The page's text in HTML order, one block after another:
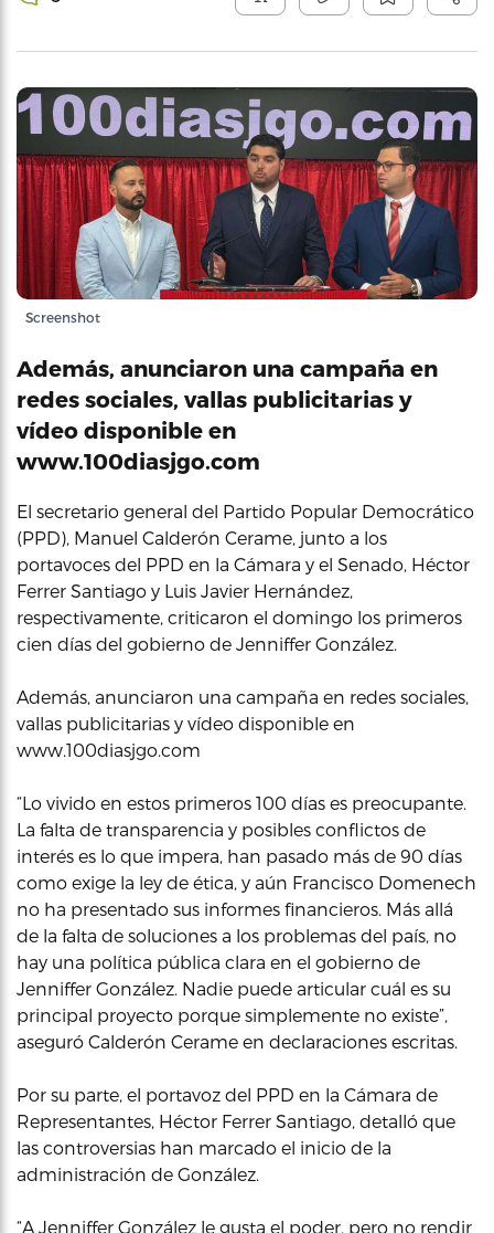
Screenshot
Además, anunciaron una campaña en
redes sociales, vallas publicitarias y
vídeo disponible en
www.100diasjgo.com
El secretario general del Partido Popular Democrático
(PPD), Manuel Calderón Cerame, junto a los
portavoces del PPD en la Cámara y el Senado, Héctor
Ferrer Santiago y Luis Javier Hernández,
respectivamente, criticaron el domingo los primeros
cien días del gobierno de Jenniffer González.
Además, anunciaron una campaña en redes sociales,
vallas publicitarias y vídeo disponible en
www.100diasjgo.com
“Lo vivido en estos primeros 100 días es preocupante.
La falta de transparencia y posibles conflictos de
interés es lo que impera, han pasado más de 90 días
como exige la ley de ética, y aún Francisco Domenech
no ha presentado sus informes financieros. Más allá
de la falta de soluciones a los problemas del país, no
hay una política pública clara en el gobierno de
Jenniffer González. Nadie puede articular cuál es su
principal proyecto porque simplemente no existe”,
aseguró Calderón Cerame en declaraciones escritas.
Por su parte, el portavoz del PPD en la Cámara de
Representantes, Héctor Ferrer Santiago, detalló que
las controversias han marcado el inicio de la
administración de González.
“A Jenniffer González le gusta el poder, pero no rendir